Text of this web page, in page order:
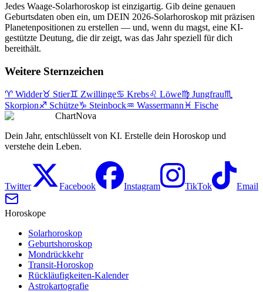
Jedes Waage-Solarhoroskop ist einzigartig. Gib deine genauen
Geburtsdaten oben ein, um DEIN 2026-Solarhoroskop mit präzisen
Planetenpositionen zu erstellen — und, wenn du magst, eine KI-
gestützte Deutung, die dir zeigt, was das Jahr speziell für dich
bereithält.
Weitere Sternzeichen
♈ Widder♉ Stier♊ Zwillinge♋ Krebs♌ Löwe♍ Jungfrau♏
Skorpion♐ Schütze♑ Steinbock♒ Wassermann♓ Fische
ChartNova
Dein Jahr, entschlüsselt von KI. Erstelle dein Horoskop und
verstehe dein Leben.
Twitter Facebook Instagram TikTok Email
Horoskope
Solarhoroskop
Geburtshoroskop
Mondrückkehr
Transit-Horoskop
Rückläufigkeiten-Kalender
Astrokartografie